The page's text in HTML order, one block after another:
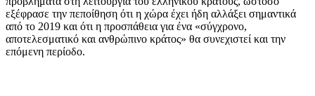
εξέφρασε την πεποίθηση ότι η χώρα έχει ήδη αλλάξει σημαντικά
από το 2019 και ότι η προσπάθεια για ένα «σύγχρονο,
αποτελεσματικό και ανθρώπινο κράτος» θα συνεχιστεί και την
επόμενη περίοδο.